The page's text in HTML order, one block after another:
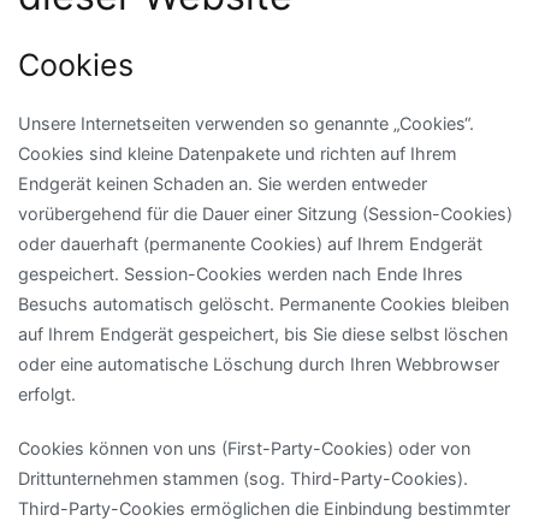
Cookies
Unsere Internetseiten verwenden so genannte „Cookies“.
Cookies sind kleine Datenpakete und richten auf Ihrem
Endgerät keinen Schaden an. Sie werden entweder
vorübergehend für die Dauer einer Sitzung (Session-Cookies)
oder dauerhaft (permanente Cookies) auf Ihrem Endgerät
gespeichert. Session-Cookies werden nach Ende Ihres
Besuchs automatisch gelöscht. Permanente Cookies bleiben
auf Ihrem Endgerät gespeichert, bis Sie diese selbst löschen
oder eine automatische Löschung durch Ihren Webbrowser
erfolgt.
Cookies können von uns (First-Party-Cookies) oder von
Drittunternehmen stammen (sog. Third-Party-Cookies).
Third-Party-Cookies ermöglichen die Einbindung bestimmter